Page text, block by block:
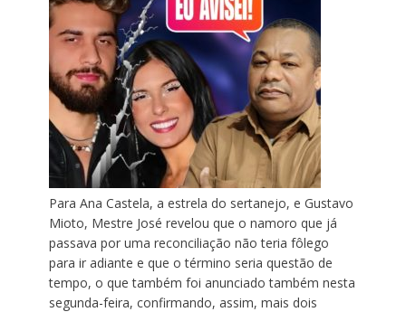
Para Ana Castela, a estrela do sertanejo, e Gustavo
Mioto, Mestre José revelou que o namoro que já
passava por uma reconciliação não teria fôlego
para ir adiante e que o término seria questão de
tempo, o que também foi anunciado também nesta
segunda-feira, confirmando, assim, mais dois